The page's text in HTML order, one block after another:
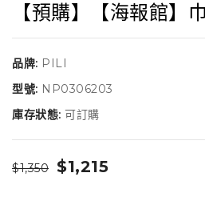
【預購】【海報館】
品牌: PILI
型號: NP0306203
庫存狀態: 可訂購
$1,350 $1,215